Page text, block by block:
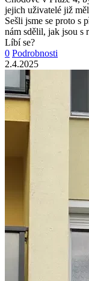
jejich uživatelé již
Sešli jsme se proto s
nám sdělil, jak jsou
Líbí se?
0 Podrobnosti
2.4.2025